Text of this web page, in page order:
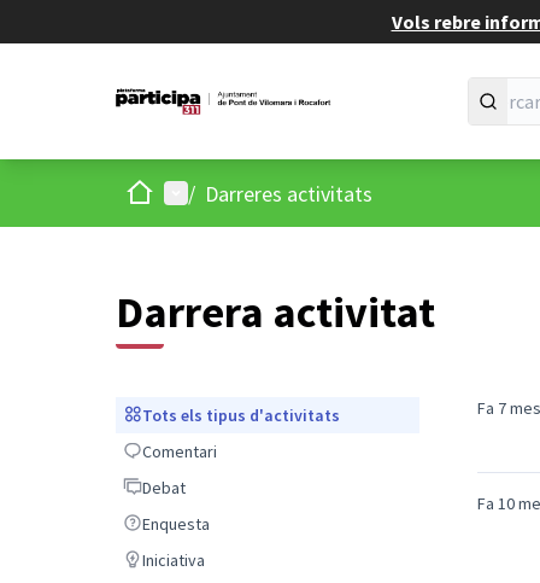
Vols rebre
Inici Menú principal
/ Darreres activitats
Darrera activitat
Tots els tipus d'activitats
Tots els tipus d'activitats
Comentari
Comentari
DebatDebat
Enquesta
Enquesta
Iniciativa
Iniciativa
Fa 7
Fa 10